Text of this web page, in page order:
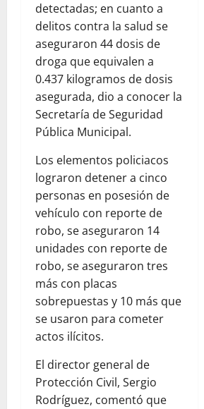
detectadas; en cuanto a
delitos contra la salud se
aseguraron 44 dosis de
droga que equivalen a
0.437 kilogramos de dosis
asegurada, dio a conocer la
Secretaría de Seguridad
Pública Municipal.
Los elementos policiacos
lograron detener a cinco
personas en posesión de
vehículo con reporte de
robo, se aseguraron 14
unidades con reporte de
robo, se aseguraron tres
más con placas
sobrepuestas y 10 más que
se usaron para cometer
actos ilícitos.
El director general de
Protección Civil, Sergio
Rodríguez, comentó que